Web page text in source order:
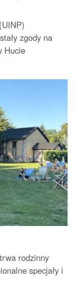
zgody na
Hucie
rodzinny
specjały i